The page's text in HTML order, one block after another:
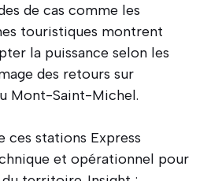
de cas comme les
touristiques montrent
la puissance selon les
des retours sur
Mont-Saint-Michel.
ces stations Express
et opérationnel pour